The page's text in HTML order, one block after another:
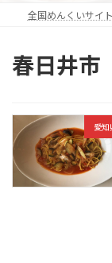
全国めんくいサイト
春日井市
愛知